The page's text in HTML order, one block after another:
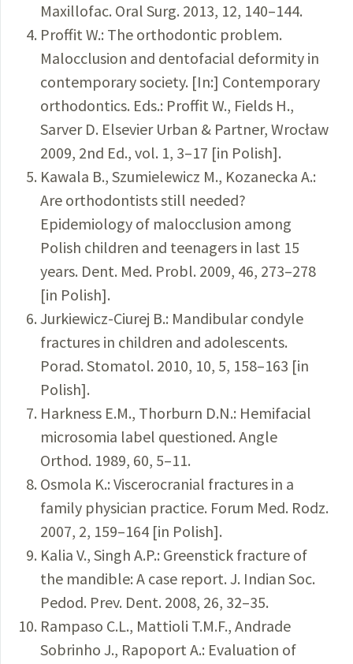
Maxillofac. Oral Surg. 2013, 12, 140–144.
Proffit W.: The orthodontic problem.
Malocclusion and dentofacial deformity in
contemporary society. [In:] Contemporary
orthodontics. Eds.: Proffit W., Fields H.,
Sarver D. Elsevier Urban & Partner, Wrocław
2009, 2nd Ed., vol. 1, 3–17 [in Polish].
Kawala B., Szumielewicz M., Kozanecka A.:
Are orthodontists still needed?
Epidemiology of malocclusion among
Polish children and teenagers in last 15
years. Dent. Med. Probl. 2009, 46, 273–278
[in Polish].
Jurkiewicz-Ciurej B.: Mandibular condyle
fractures in children and adolescents.
Porad. Stomatol. 2010, 10, 5, 158–163 [in
Polish].
Harkness E.M., Thorburn D.N.: Hemifacial
microsomia label questioned. Angle
Orthod. 1989, 60, 5–11.
Osmola K.: Viscerocranial fractures in a
family physician practice. Forum Med. Rodz.
2007, 2, 159–164 [in Polish].
Kalia V., Singh A.P.: Greenstick fracture of
the mandible: A case report. J. Indian Soc.
Pedod. Prev. Dent. 2008, 26, 32–35.
Rampaso C.L., Mattioli T.M.F., Andrade
Sobrinho J., Rapoport A.: Evaluation of